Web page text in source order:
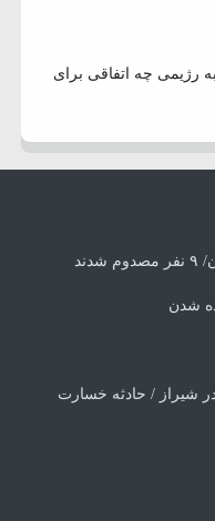
رژیمی چه اتفاقی برای
شدن
شیراز / حادثه خسارت